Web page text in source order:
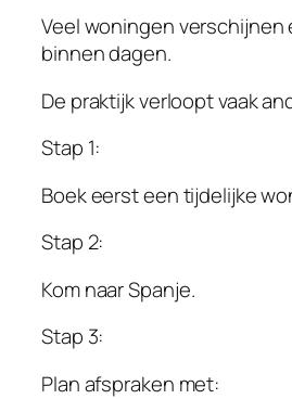
Veel woningen verschijnen
binnen dagen.
De praktijk verloopt vaak
Stap 1:
Boek eerst een tijdelijke
Stap 2:
Kom naar Spanje.
Stap 3:
Plan afspraken met: